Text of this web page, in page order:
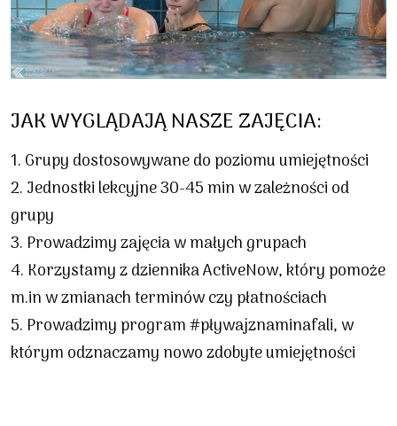
JAK WYGLĄDAJĄ NASZE ZAJĘCIA:
Grupy dostosowywane do poziomu umiejętności
Jednostki lekcyjne 30-45 min w zależności od
grupy
Prowadzimy zajęcia w małych grupach
Korzystamy z dziennika ActiveNow, który pomoże
m.in w zmianach terminów czy płatnościach
Prowadzimy program #pływajznaminafali, w
którym odznaczamy nowo zdobyte umiejętności